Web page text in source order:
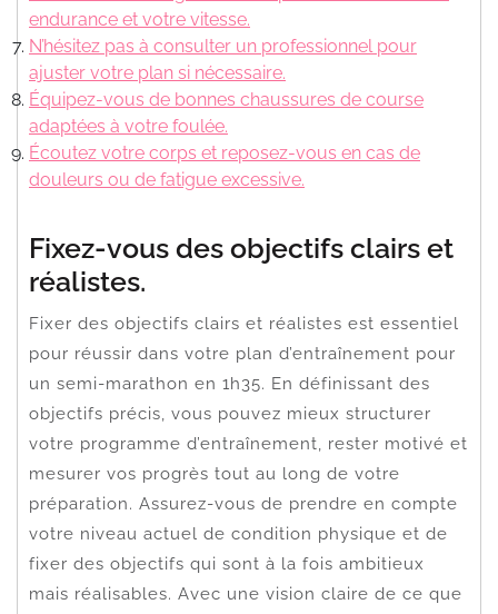
endurance et votre vitesse.
N’hésitez pas à consulter un professionnel pour
ajuster votre plan si nécessaire.
Équipez-vous de bonnes chaussures de course
adaptées à votre foulée.
Écoutez votre corps et reposez-vous en cas de
douleurs ou de fatigue excessive.
Fixez-vous des objectifs clairs et
réalistes.
Fixer des objectifs clairs et réalistes est essentiel
pour réussir dans votre plan d’entraînement pour
un semi-marathon en 1h35. En définissant des
objectifs précis, vous pouvez mieux structurer
votre programme d’entraînement, rester motivé et
mesurer vos progrès tout au long de votre
préparation. Assurez-vous de prendre en compte
votre niveau actuel de condition physique et de
fixer des objectifs qui sont à la fois ambitieux
mais réalisables. Avec une vision claire de ce que